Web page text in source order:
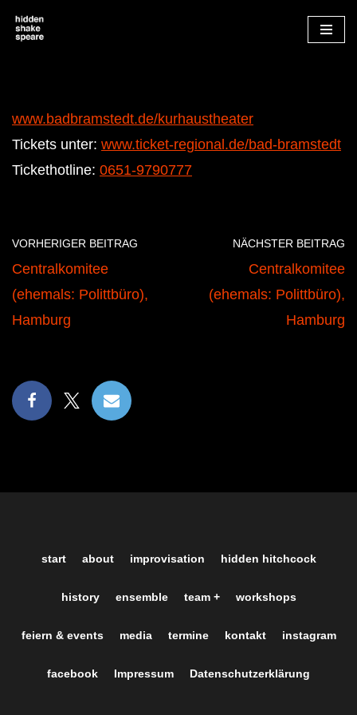
Zum
www.badbramstedt.de/kurhaustheater
Tickets unter: www.ticket-regional.de/bad-bramstedt
Tickethotline: 0651-9790777
VORHERIGER BEITRAG
Centralkomitee
(ehemals: Polittbüro),
Hamburg
NÄCHSTER BEITRAG
Centralkomitee
(ehemals: Polittbüro),
Hamburg
start about improvisation hidden hitchcock
history ensemble team + workshops
feiern & events media termine kontakt instagram
facebook Impressum Datenschutzerklärung